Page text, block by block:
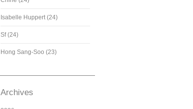
Isabelle Huppert (24)
Sf (24)
Hong Sang-Soo (23)
Archives